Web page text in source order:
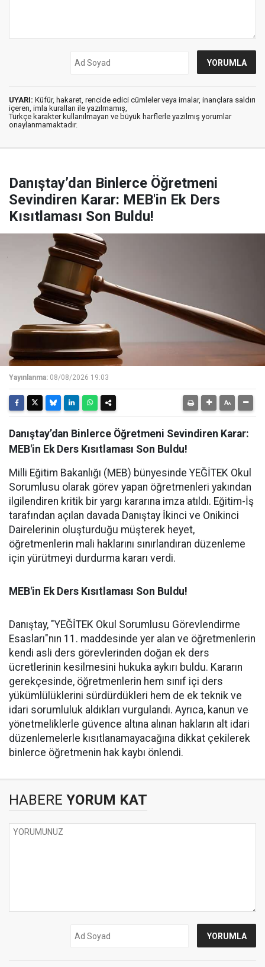
UYARI: Küfür, hakaret, rencide edici cümleler veya imalar, inançlara saldırı
içeren, imla kuralları ile yazılmamış,
Türkçe karakter kullanılmayan ve büyük harflerle yazılmış yorumlar
onaylanmamaktadır.
Danıştay’dan Binlerce Öğretmeni
Sevindiren Karar: MEB'in Ek Ders
Kısıtlaması Son Buldu!
Yayınlanma: 08/08/2026 19:03
Danıştay’dan Binlerce Öğretmeni Sevindiren Karar:
MEB'in Ek Ders Kısıtlaması Son Buldu!
Milli Eğitim Bakanlığı (MEB) bünyesinde YEĞİTEK Okul
Sorumlusu olarak görev yapan öğretmenleri yakından
ilgilendiren kritik bir yargı kararına imza atıldı. Eğitim-İş
tarafından açılan davada Danıştay İkinci ve Onikinci
Dairelerinin oluşturduğu müşterek heyet,
öğretmenlerin mali haklarını sınırlandıran düzenleme
için yürütmeyi durdurma kararı verdi.
MEB'in Ek Ders Kısıtlaması Son Buldu!
Danıştay, "YEĞİTEK Okul Sorumlusu Görevlendirme
Esasları"nın 11. maddesinde yer alan ve öğretmenlerin
kendi asli ders görevlerinden doğan ek ders
ücretlerinin kesilmesini hukuka aykırı buldu. Kararın
gerekçesinde, öğretmenlerin hem sınıf içi ders
yükümlülüklerini sürdürdükleri hem de ek teknik ve
idari sorumluluk aldıkları vurgulandı. Ayrıca, kanun ve
yönetmeliklerle güvence altına alınan hakların alt idari
düzenlemelerle kısıtlanamayacağına dikkat çekilerek
binlerce öğretmenin hak kaybı önlendi.
HABERE YORUM KAT